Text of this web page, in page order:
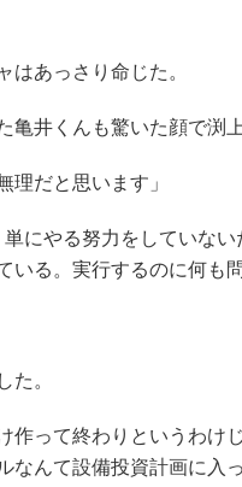
あっさり命じた。
井くんも驚いた顔で渕
だと思います」
にやる努力をしていない
る。実行するのに何も
た。
って終わりというわけ
なんて設備投資計画に入